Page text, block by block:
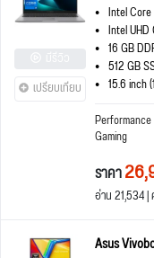
เปรียบเทียบ
Intel
Intel
16 GB
512 GB
15.6 inch
Performance
Gaming
ราคา
อ่าน 21,534 |
Asus